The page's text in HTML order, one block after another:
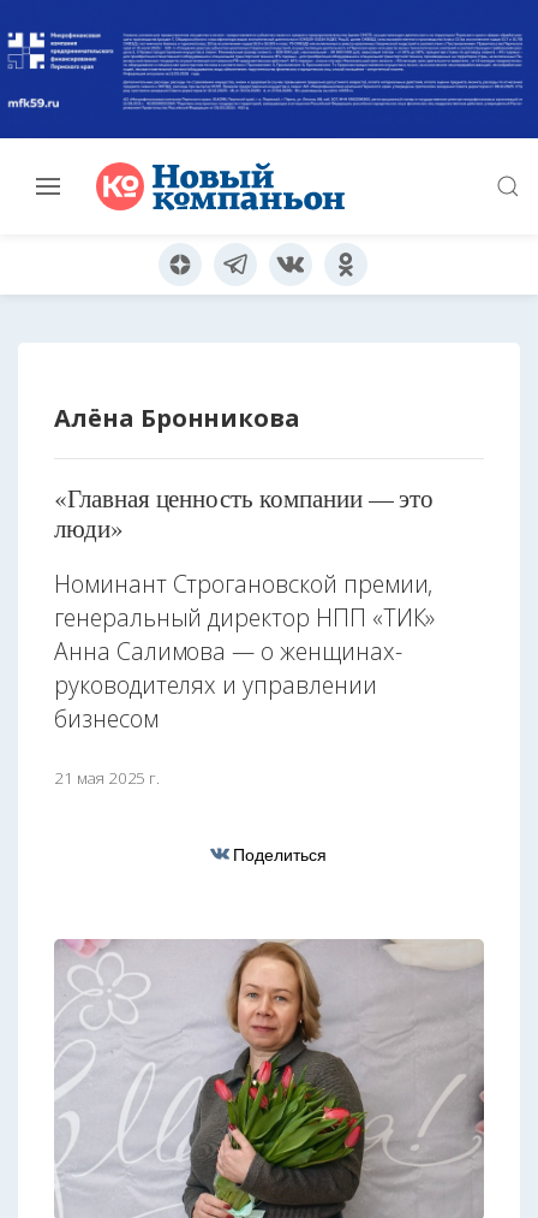
Алёна Бронникова
«Главная ценность компании — это
люди»
Номинант Строгановской премии,
генеральный директор НПП «ТИК»
Анна Салимова — о женщинах-
руководителях и управлении
бизнесом
21 мая 2025 г.
Поделиться